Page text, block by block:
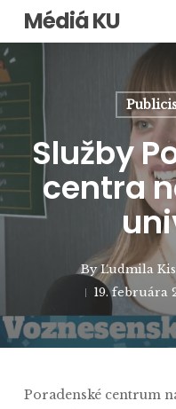
Skip
main
content
Médiá KU
Služby
centra
By Ľudmila
19. februára
Poradenské centrum